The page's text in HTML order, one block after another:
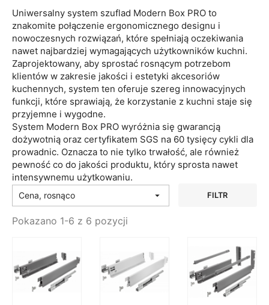
Uniwersalny system szuflad Modern Box PRO to
znakomite połączenie ergonomicznego designu i
nowoczesnych rozwiązań, które spełniają oczekiwania
nawet najbardziej wymagających użytkowników kuchni.
Zaprojektowany, aby sprostać rosnącym potrzebom
klientów w zakresie jakości i estetyki akcesoriów
kuchennych, system ten oferuje szereg innowacyjnych
funkcji, które sprawiają, że korzystanie z kuchni staje się
przyjemne i wygodne.
System Modern Box PRO wyróżnia się gwarancją
dożywotnią oraz certyfikatem SGS na 60 tysięcy cykli dla
prowadnic. Oznacza to nie tylko trwałość, ale również
pewność co do jakości produktu, który sprosta nawet
intensywnemu użytkowaniu.
Cena, rosnąco  FILTR
Pokazano 1-6 z 6 pozycji